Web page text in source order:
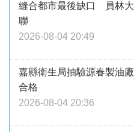
縫合都市最後缺口 員林大
聯
2026-08-04 20:49
嘉縣衛生局抽驗源春製油
合格
2026-08-04 20:36